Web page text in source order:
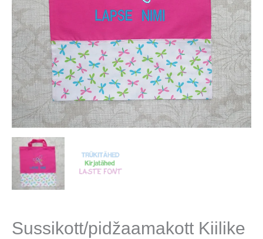
Sussikott/pidžaamakott Kiilike